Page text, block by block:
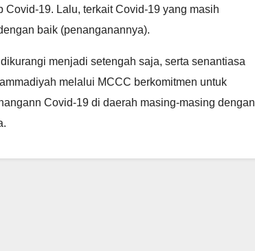
19. Lalu, terkait Covid-19 yang masih
baik (penanganannya).
menjadi setengah saja, serta senantiasa
melalui MCCC berkomitmen untuk
Covid-19 di daerah masing-masing dengan